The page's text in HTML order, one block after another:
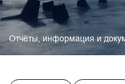
Отчёты, информация и